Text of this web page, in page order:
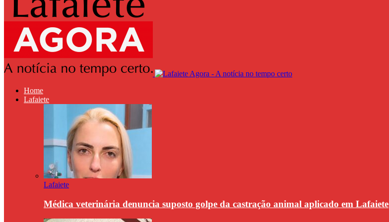
Home
Lafaiete
Lafaiete
Médica veterinária denuncia suposto golpe da castração animal aplicado em Lafaiete